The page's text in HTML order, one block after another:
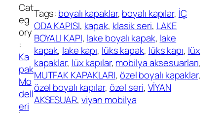
Cat
eg
ory
:
Ka
pak
Mo
dell
eri
Tags: boyalı kapaklar, boyalı kapılar, İÇ
ODA KAPISI, kapak, klasik seri, LAKE
BOYALI KAPI, lake boyalı kapak, lake
kapak, lake kapı, lüks kapak, lüks kapı, lüx
kapaklar, lüx kapılar, mobilya aksesuarları
MUTFAK KAPAKLARI, özel boyalı kapaklar
özel boyalı kapılar, özel seri, VİYAN
AKSESUAR, viyan mobilya